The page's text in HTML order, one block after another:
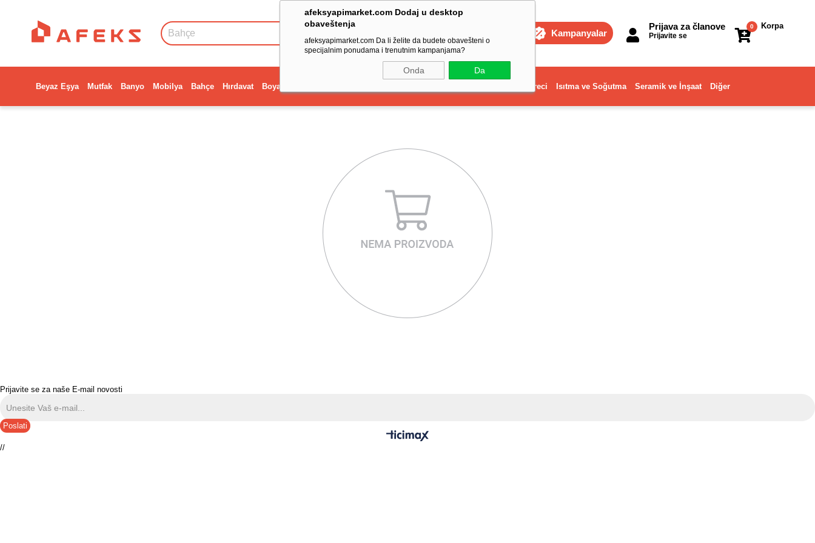
afeksyapimarket.com Dodaj u desktop
obaveštenja
afeksyapimarket.com Da li želite da budete obavešteni o
specijalnim ponudama i trenutnim kampanjama?
Onda Da
Kampanyalar
Korpa
0
Prijava za članove
Prijavite se
Beyaz Eşya Mutfak Banyo Mobilya Bahçe Hırdavat Boya Dekorasyon ve Ev Gereci Isıtma ve Soğutma Seramik ve İnşaat Diğer
Prijavite se za naše E-mail novosti
Poslati
//